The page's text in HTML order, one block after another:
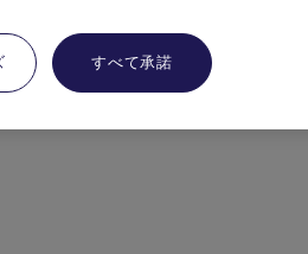
すべて承諾